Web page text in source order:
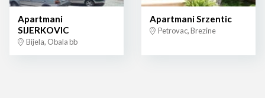
Apartmani
SIJERKOVIC
Bijela, Obala bb
Apartmani Srzentic
Petrovac, Brezine